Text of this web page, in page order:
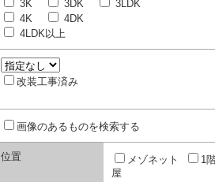
3K
3DK
3LDK
4K
4DK
4LDK以上
改装工事済み
画像のあるものを検索する
位置 メゾネット
1
屋